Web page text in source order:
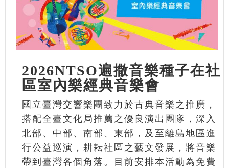
2026NTSO遍撒音樂種子在社
區室內樂經典音樂會
國立臺灣交響樂團致力於古典音樂之推廣，
搭配全臺文化局推薦之優良演出團隊，深入
北部、中部、南部、東部，及至離島地區進
行公益巡演，耕耘社區之藝文發展，將音樂
帶到臺灣各個角落。目前安排本活動為免費